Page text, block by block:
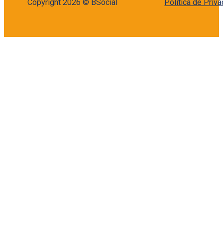
Copyright 2026 © BSocial Política de